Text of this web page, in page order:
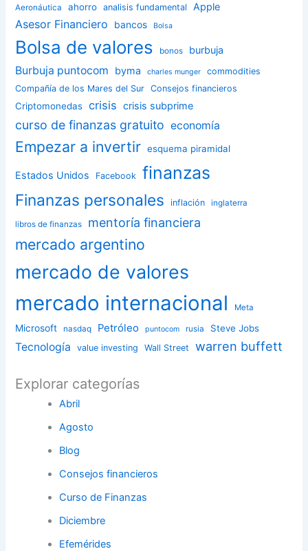
Aeronáutica ahorro analisis fundamental Apple
Asesor Financiero bancos Bolsa
Bolsa de valores bonos burbuja
Burbuja puntocom byma charles munger
commodities
Compañía de los Mares del Sur
Consejos financieros
Criptomonedas crisis crisis subprime
curso de finanzas gratuito economía
Empezar a invertir esquema piramidal
Estados Unidos Facebook finanzas
Finanzas personales inflación inglaterra
libros de finanzas mentoría financiera
mercado argentino
mercado de valores
mercado internacional Meta
Microsoft nasdaq Petróleo puntocom rusia Steve Jobs
Tecnología value investing Wall Street warren buffett
Explorar categorías
Abril
Agosto
Blog
Consejos financieros
Curso de Finanzas
Diciembre
Efemérides